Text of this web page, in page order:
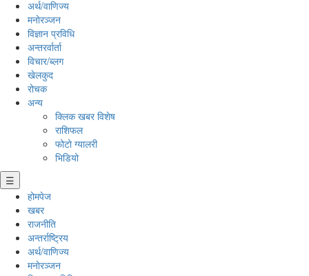
अर्थ/वाणिज्य
मनाेरञ्जन
विज्ञान प्रविधि
अन्तरर्वार्ता
विचार/ब्लग
खेलकुद
रोचक
अन्य
क्लिक खबर विशेष
राशिफल
फोटो ग्यालरी
भिडियो
☰
होमपेज
खबर
राजनीति
अन्तर्राष्ट्रिय
अर्थ/वाणिज्य
मनाेरञ्जन